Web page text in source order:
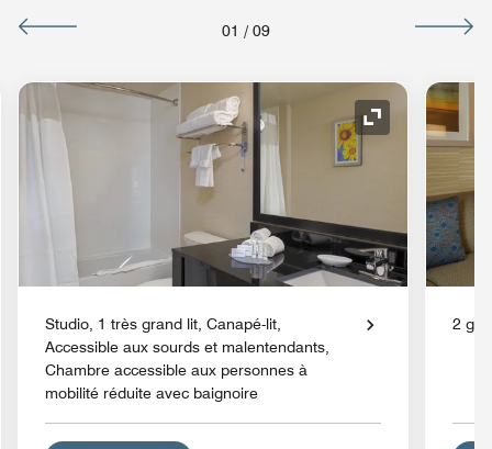
01 / 09
de développement Icône de
Studio, 1 très grand lit, Canapé-lit,
Accessible aux sourds et malentendants,
Chambre accessible aux personnes à
mobilité réduite avec baignoire
2